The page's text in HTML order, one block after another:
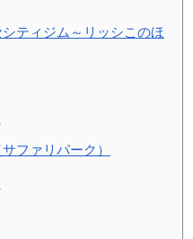
ティジム～リッシこのほ
ファリパーク）